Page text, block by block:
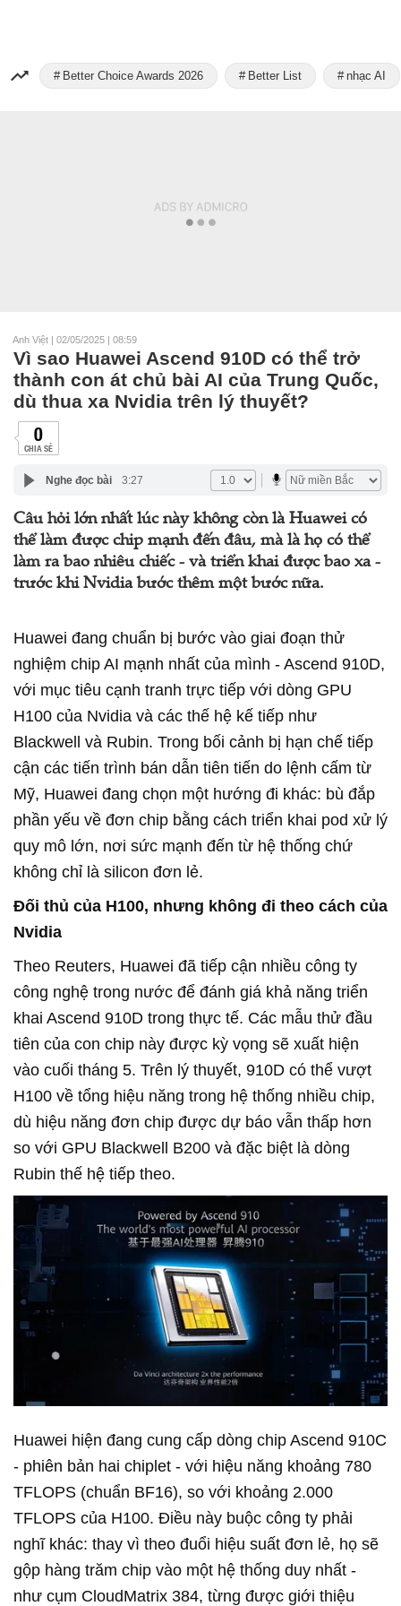
Better Choice Awards 2026 Better List nhạc AI
Anh Việt | 02/05/2025 | 08:59
Vì sao Huawei Ascend 910D có thể trở
thành con át chủ bài AI của Trung Quốc,
dù thua xa Nvidia trên lý thuyết?
0
CHIA SẺ
Nghe đọc bài 3:27
Câu hỏi lớn nhất lúc này không còn là Huawei có
thể làm được chip mạnh đến đâu, mà là họ có thể
làm ra bao nhiêu chiếc - và triển khai được bao xa -
trước khi Nvidia bước thêm một bước nữa.
Huawei đang chuẩn bị bước vào giai đoạn thử
nghiệm chip AI mạnh nhất của mình - Ascend 910D,
với mục tiêu cạnh tranh trực tiếp với dòng GPU
H100 của Nvidia và các thế hệ kế tiếp như
Blackwell và Rubin. Trong bối cảnh bị hạn chế tiếp
cận các tiến trình bán dẫn tiên tiến do lệnh cấm từ
Mỹ, Huawei đang chọn một hướng đi khác: bù đắp
phần yếu về đơn chip bằng cách triển khai pod xử lý
quy mô lớn, nơi sức mạnh đến từ hệ thống chứ
không chỉ là silicon đơn lẻ.
Đối thủ của H100, nhưng không đi theo cách của
Nvidia
Theo Reuters, Huawei đã tiếp cận nhiều công ty
công nghệ trong nước để đánh giá khả năng triển
khai Ascend 910D trong thực tế. Các mẫu thử đầu
tiên của con chip này được kỳ vọng sẽ xuất hiện
vào cuối tháng 5. Trên lý thuyết, 910D có thể vượt
H100 về tổng hiệu năng trong hệ thống nhiều chip,
dù hiệu năng đơn chip được dự báo vẫn thấp hơn
so với GPU Blackwell B200 và đặc biệt là dòng
Rubin thế hệ tiếp theo.
Huawei hiện đang cung cấp dòng chip Ascend 910C
- phiên bản hai chiplet - với hiệu năng khoảng 780
TFLOPS (chuẩn BF16), so với khoảng 2.000
TFLOPS của H100. Điều này buộc công ty phải
nghĩ khác: thay vì theo đuổi hiệu suất đơn lẻ, họ sẽ
gộp hàng trăm chip vào một hệ thống duy nhất -
như cụm CloudMatrix 384, từng được giới thiệu